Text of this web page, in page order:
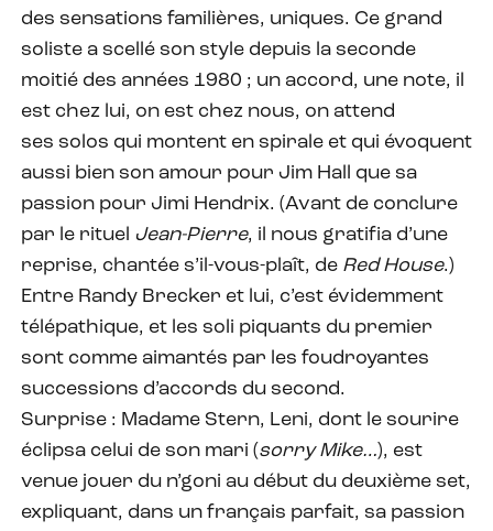
des sensations familières, uniques. Ce grand
soliste a scellé son style depuis la seconde
moitié des années 1980 ; un accord, une note, il
est chez lui, on est chez nous, on attend
ses solos qui montent en spirale et qui évoquent
aussi bien son amour pour Jim Hall que sa
passion pour Jimi Hendrix. (Avant de conclure
par le rituel Jean-Pierre, il nous gratifia d’une
reprise, chantée s’il-vous-plaît, de Red House.)
Entre Randy Brecker et lui, c’est évidemment
télépathique, et les soli piquants du premier
sont comme aimantés par les foudroyantes
successions d’accords du second.
Surprise : Madame Stern, Leni, dont le sourire
éclipsa celui de son mari (sorry Mike…), est
venue jouer du n’goni au début du deuxième set,
expliquant, dans un français parfait, sa passion